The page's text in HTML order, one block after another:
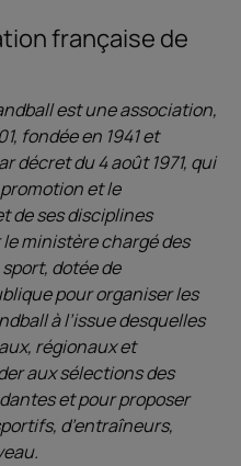
française de
est une association,
fondée en 1941 et
décret du 4 août 1971, qui
et le
de ses disciplines
ministère chargé des
dotée de
pour organiser les
à l’issue desquelles
régionaux et
aux sélections des
et pour proposer
d’entraîneurs,